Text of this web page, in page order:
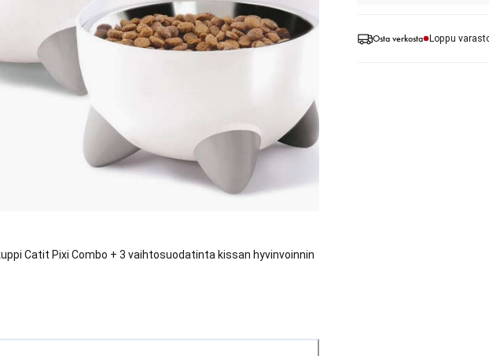
Catit Pixi Combo + 3 vaihtosuodatinta kissan hyvinvoinnin
Osta verkosta Loppu